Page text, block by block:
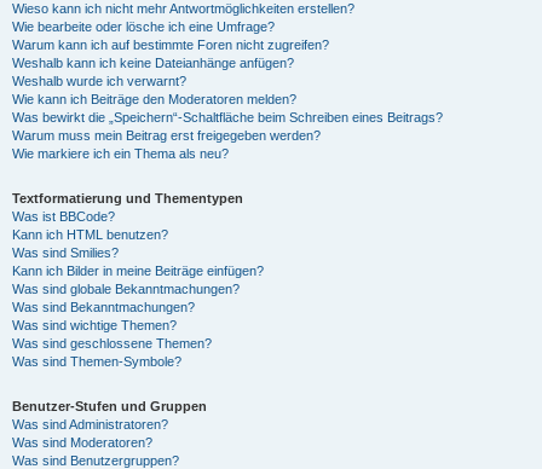
Wieso kann ich nicht mehr Antwortmöglichkeiten erstellen?
Wie bearbeite oder lösche ich eine Umfrage?
Warum kann ich auf bestimmte Foren nicht zugreifen?
Weshalb kann ich keine Dateianhänge anfügen?
Weshalb wurde ich verwarnt?
Wie kann ich Beiträge den Moderatoren melden?
Was bewirkt die „Speichern“-Schaltfläche beim Schreiben eines Beitrags?
Warum muss mein Beitrag erst freigegeben werden?
Wie markiere ich ein Thema als neu?
Textformatierung und Thementypen
Was ist BBCode?
Kann ich HTML benutzen?
Was sind Smilies?
Kann ich Bilder in meine Beiträge einfügen?
Was sind globale Bekanntmachungen?
Was sind Bekanntmachungen?
Was sind wichtige Themen?
Was sind geschlossene Themen?
Was sind Themen-Symbole?
Benutzer-Stufen und Gruppen
Was sind Administratoren?
Was sind Moderatoren?
Was sind Benutzergruppen?